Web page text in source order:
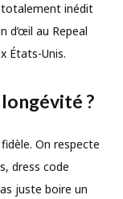
totalement inédit
d’œil au Repeal
États-Unis.
?
On respecte
dress code
juste boire un